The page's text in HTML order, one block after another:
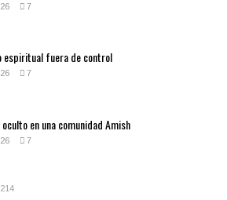
7
espiritual fuera de control
7
en una comunidad Amish
7